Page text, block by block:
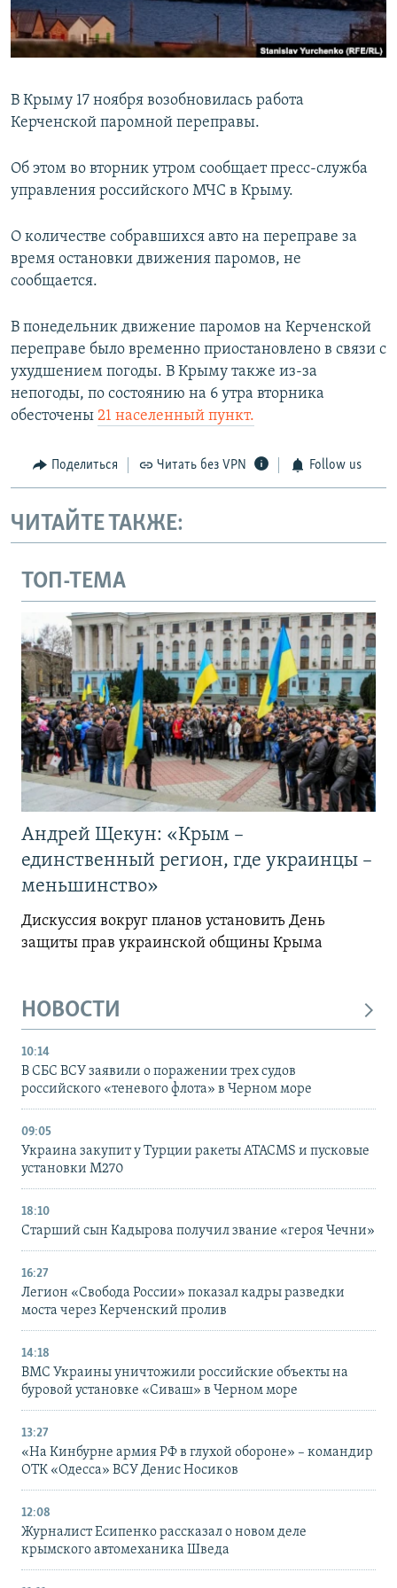
ПОБЕДИТЕЛЕЙ НЕ СУДЯТ?
КРЫМ.НЕПОКОРЕННЫЙ
УКРАИНСКАЯ ПРОБЛЕМА КРЫМА
ПРИСОЕДИНЯЙТЕСЬ!
Все сайты RFE/RL
В Крыму 17 ноября возобновилась работа
Керченской паромной переправы.
Об этом во вторник утром сообщает пресс-служба
управления российского МЧС в Крыму.
О количестве собравшихся авто на переправе за
время остановки движения паромов, не
сообщается.
В понедельник движение паромов на Керченской
переправе было временно приостановлено в связи с
ухудшением погоды. В Крыму также из-за
непогоды, по состоянию на 6 утра вторника
обесточены 21 населенный пункт.
Поделиться Читать без VPN Follow us
ЧИТАЙТЕ ТАКЖЕ:
ТОП-ТЕМА
Андрей Щекун: «Крым –
единственный регион, где украинцы –
меньшинство»
Дискуссия вокруг планов установить День
защиты прав украинской общины Крыма
НОВОСТИ
10:14
В СБС ВСУ заявили о поражении трех судов
российского «теневого флота» в Черном море
09:05
Украина закупит у Турции ракеты ATACMS и пусковые
установки M270
18:10
Старший сын Кадырова получил звание «героя Чечни»
16:27
Легион «Свобода России» показал кадры разведки
моста через Керченский пролив
14:18
ВМС Украины уничтожили российские объекты на
буровой установке «Сиваш» в Черном море
13:27
«На Кинбурне армия РФ в глухой обороне» – командир
ОТК «Одесса» ВСУ Денис Носиков
12:08
Журналист Есипенко рассказал о новом деле
крымского автомеханика Шведа